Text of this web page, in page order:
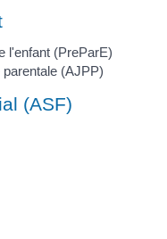
l'enfant (PreParE)
(AJPP)
(ASF)